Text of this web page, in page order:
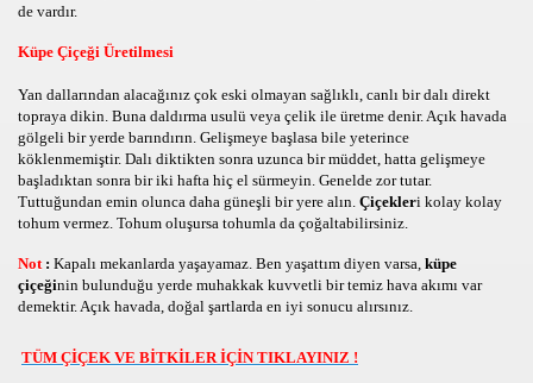
de vardır.
Küpe Çiçeği Üretilmesi
Yan dallarından alacağınız çok eski olmayan sağlıklı, canlı bir dalı direkt
topraya dikin. Buna daldırma usulü veya çelik ile üretme denir. Açık havada
gölgeli bir yerde barındırın. Gelişmeye başlasa bile yeterince
köklenmemiştir. Dalı diktikten sonra uzunca bir müddet, hatta gelişmeye
başladıktan sonra bir iki hafta hiç el sürmeyin. Genelde zor tutar.
Tuttuğundan emin olunca daha güneşli bir yere alın. Çiçekleri kolay kolay
tohum vermez. Tohum oluşursa tohumla da çoğaltabilirsiniz.
Not : Kapalı mekanlarda yaşayamaz. Ben yaşattım diyen varsa, küpe
çiçeğinin bulunduğu yerde muhakkak kuvvetli bir temiz hava akımı var
demektir. Açık havada, doğal şartlarda en iyi sonucu alırsınız.
TÜM ÇİÇEK VE BİTKİLER İÇİN TIKLAYINIZ !
VE HASATI,SEBZE HAKKINDA
DOĞA HAYATI,HAYVANLARDAKİ